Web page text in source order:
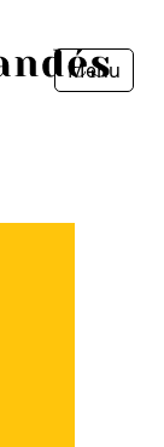
Menu
Fermer